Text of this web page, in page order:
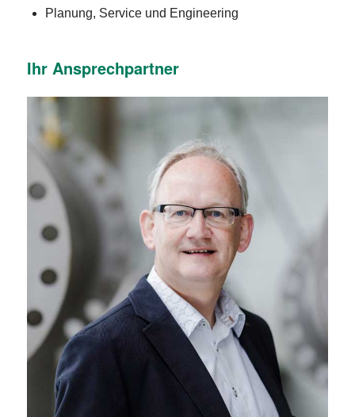
Planung, Service und Engineering
Ihr Ansprechpartner